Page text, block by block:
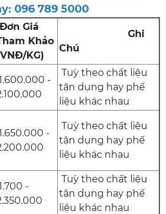
096 789 5000
Đơn Giá
Khảo
KG)
Ghi
Chú
-
Tuỳ theo chất liệu
tận dụng hay phế
liệu khác nhau
-
Tuỳ theo chất liệu
tận dụng hay phế
liệu khác nhau
-
Tuỳ theo chất liệu
tận dụng hay phế
liệu khác nhau